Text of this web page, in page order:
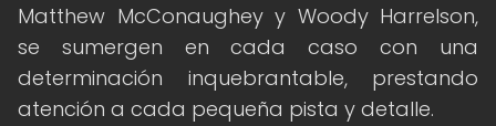
Matthew McConaughey y Woody Harrelson,
se sumergen en cada caso con una
determinación inquebrantable, prestando
atención a cada pequeña pista y detalle.